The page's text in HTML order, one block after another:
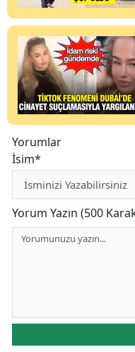
Yorumlar
İsim*
Yorum Yazın (500